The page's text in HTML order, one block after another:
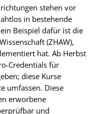
stehen vor
in bestehende
Beispiel dafür ist die
(ZHAW),
hat. Ab Herbst
Credentials für
diese Kurse
umfassen. Diese
erworbene
und